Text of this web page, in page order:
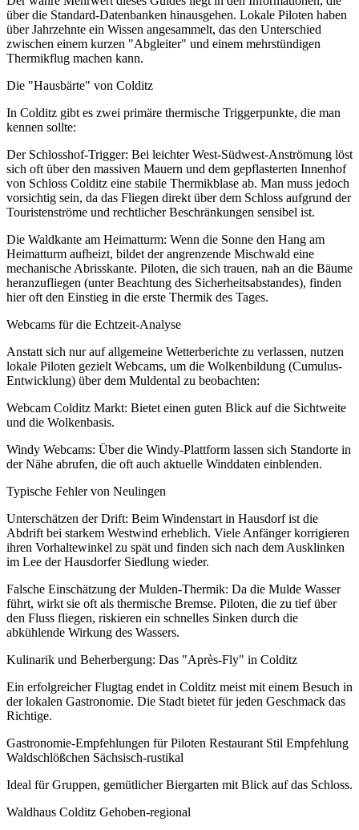
über die Standard-Datenbanken hinausgehen. Lokale Piloten haben
über Jahrzehnte ein Wissen angesammelt, das den Unterschied
zwischen einem kurzen "Abgleiter" und einem mehrstündigen
Thermikflug machen kann.
Die "Hausbärte" von Colditz
In Colditz gibt es zwei primäre thermische Triggerpunkte, die man
kennen sollte:
Der Schlosshof-Trigger: Bei leichter West-Südwest-Anströmung löst
sich oft über den massiven Mauern und dem gepflasterten Innenhof
von Schloss Colditz eine stabile Thermikblase ab. Man muss jedoch
vorsichtig sein, da das Fliegen direkt über dem Schloss aufgrund der
Touristenströme und rechtlicher Beschränkungen sensibel ist.
Die Waldkante am Heimatturm: Wenn die Sonne den Hang am
Heimatturm aufheizt, bildet der angrenzende Mischwald eine
mechanische Abrisskante. Piloten, die sich trauen, nah an die Bäume
heranzufliegen (unter Beachtung des Sicherheitsabstandes), finden
hier oft den Einstieg in die erste Thermik des Tages.
Webcams für die Echtzeit-Analyse
Anstatt sich nur auf allgemeine Wetterberichte zu verlassen, nutzen
lokale Piloten gezielt Webcams, um die Wolkenbildung (Cumulus-
Entwicklung) über dem Muldental zu beobachten:
Webcam Colditz Markt: Bietet einen guten Blick auf die Sichtweite
und die Wolkenbasis.
Windy Webcams: Über die Windy-Plattform lassen sich Standorte in
der Nähe abrufen, die oft auch aktuelle Winddaten einblenden.
Typische Fehler von Neulingen
Unterschätzen der Drift: Beim Windenstart in Hausdorf ist die
Abdrift bei starkem Westwind erheblich. Viele Anfänger korrigieren
ihren Vorhaltewinkel zu spät und finden sich nach dem Ausklinken
im Lee der Hausdorfer Siedlung wieder.
Falsche Einschätzung der Mulden-Thermik: Da die Mulde Wasser
führt, wirkt sie oft als thermische Bremse. Piloten, die zu tief über
den Fluss fliegen, riskieren ein schnelles Sinken durch die
abkühlende Wirkung des Wassers.
Kulinarik und Beherbergung: Das "Après-Fly" in Colditz
Ein erfolgreicher Flugtag endet in Colditz meist mit einem Besuch in
der lokalen Gastronomie. Die Stadt bietet für jeden Geschmack das
Richtige.
Gastronomie-Empfehlungen für Piloten Restaurant Stil Empfehlung
Waldschlößchen Sächsisch-rustikal
Ideal für Gruppen, gemütlicher Biergarten mit Blick auf das Schloss.
Waldhaus Colditz Gehoben-regional